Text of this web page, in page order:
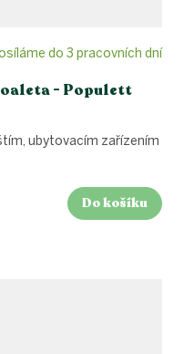
- Populett
do 3 pracovních dní
Do košíku
ubytovacím zařízením